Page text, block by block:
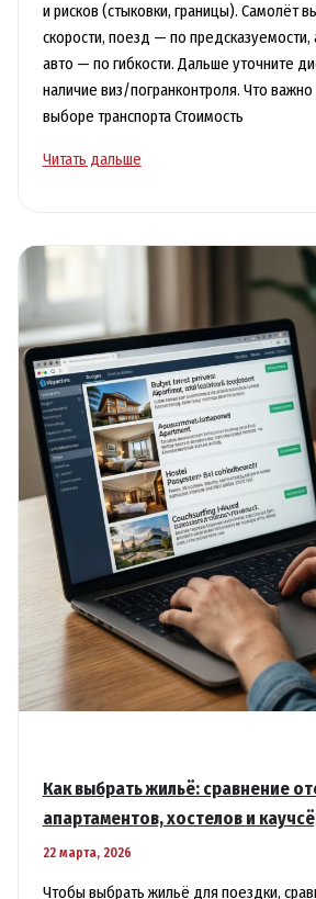
и рисков (стыковки, границы). Самолёт
скорости, поезд — по
авто — по гибкости. Дальше уточните
наличие виз/погранконтроля. Что важно
выборе транспорта Стоимость
Транспорт
выгоднее
городами
и
странами
Читать дальше
Как выбрать жильё: сравнение
апартаментов, хостелов и
22 марта, 2026
Чтобы выбрать жильё для поездки,